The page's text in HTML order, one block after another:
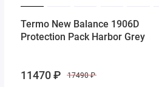
Termo New Balance 1906D
Protection Pack Harbor Grey
11470 ₽ 17490 ₽